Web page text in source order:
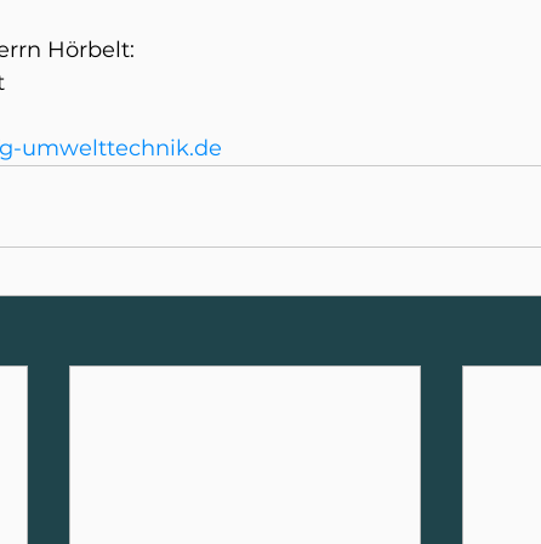
Hörbelt:
umwelttechnik.de